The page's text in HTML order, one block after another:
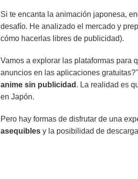
Si te encanta la animación japonesa,
desafío. He analizado el mercado y
cómo hacerlas libres de publicidad).
Vamos a explorar las plataformas para
anuncios en las aplicaciones
anime sin publicidad . La realidad es
en Japón.
Pero hay formas de disfrutar de una
asequibles y la posibilidad de